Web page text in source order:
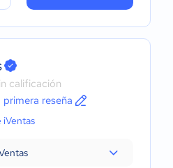
calificación
primera reseña
iVentas